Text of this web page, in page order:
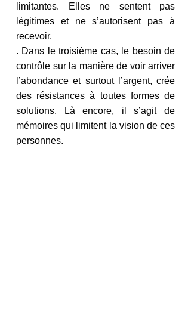
limitantes. Elles ne sentent pas
légitimes et ne s’autorisent pas à
recevoir.
. Dans le troisième cas, le besoin de
contrôle sur la manière de voir arriver
l’abondance et surtout l’argent, crée
des résistances à toutes formes de
solutions. Là encore, il s’agit de
mémoires qui limitent la vision de ces
personnes.